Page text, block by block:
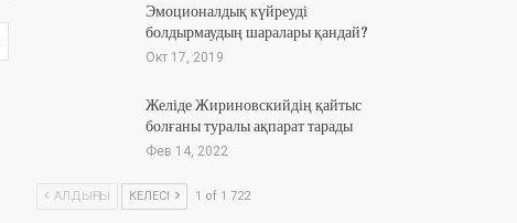
Эмоционалдық күйреуді
болдырмаудың шаралары қандай?
Окт 17, 2019
Желіде Жириновскийдің қайтыс
болғаны туралы ақпарат тарады
Фев 14, 2022
АЛДЫҢҒЫ КЕЛЕСІ 1 of 1 722